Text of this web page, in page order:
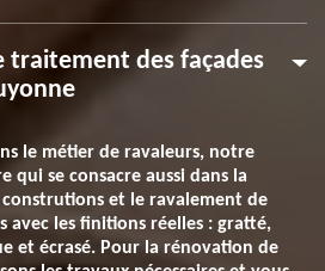
traitement des façades
le métier de ravaleurs, notre
qui se consacre aussi dans la
et le ravalement de
avec les finitions réelles : gratté,
et écrasé. Pour la rénovation de